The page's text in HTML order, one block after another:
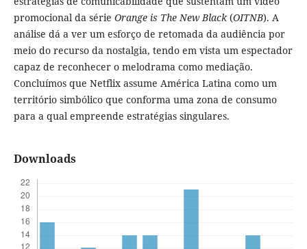
promocional da série Orange is The New Black(OITNB). A
análise dá a ver um esforço de retomada da audiência por
meio do recurso da nostalgia, tendo em vista um espectador
capaz de reconhecer o melodrama como mediação.
Concluímos que Netflix assume América Latina como um
território simbólico que conforma uma zona de consumo
para a qual empreende estratégias singulares.
Downloads